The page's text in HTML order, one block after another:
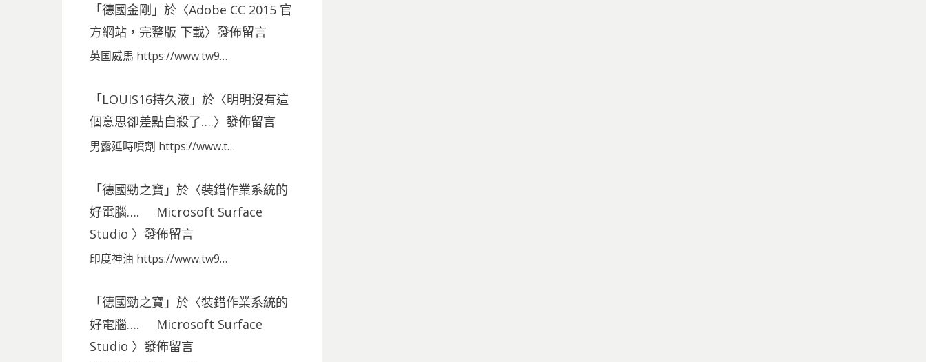
「德國金剛 」於〈Adobe CC 2015 官
方網站，完整版 下載〉發佈留言
英国威馬 https://www.tw9…
「LOUIS16持久液」於〈明明沒有這
個意思卻差點自殺了….〉發佈留言
男露延時噴劑 https://www.t…
「德國勁之寶 」於〈裝錯作業系統的
好電腦…. Microsoft Surface
Studio 〉發佈留言
印度神油 https://www.tw9…
「德國勁之寶 」於〈裝錯作業系統的
好電腦…. Microsoft Surface
Studio 〉發佈留言